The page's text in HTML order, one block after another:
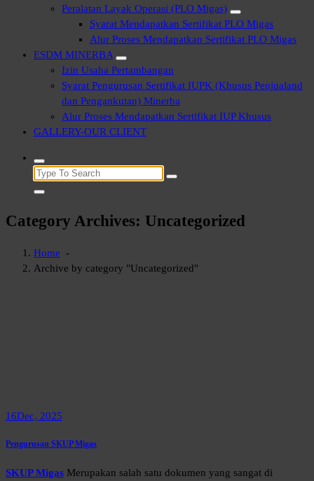
Peralatan Layak Operasi (PLO Migas)
Syarat Mendapatkan Sertifikat PLO Migas
Alur Proses Mendapatkan Sertifikat PLO Migas
ESDM MINERBA
Izin Usaha Pertambangan
Syarat Pengurusan Sertifikat IUPK (Khusus Penjualand
dan Pengankutan) Minerba
Alur Proses Mendapatkan Sertifikat IUP Khusus
GALLERY-OUR CLIENT
Search
for:
Category Archives: Uncategorized
Home -
Archive by category "Uncategorized"
16Dec, 2025
Pengurusan SKUP Migas
SKUP Migas Merupakan salah satu dokumen yang sangat di